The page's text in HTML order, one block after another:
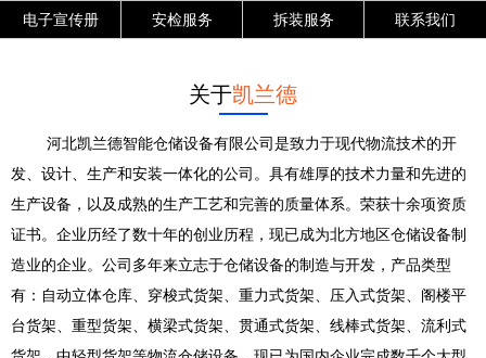
电子宣传册 安检服务 拆装服务 联系我们
关于凯兰德
河北凯兰德智能仓储设备有限公司是致力于现代物流技术的开
发、设计、生产和安装一体化的公司。具有雄厚的技术力量和先进的
生产设备，以及成熟的生产工艺和完善的质量体系。荣获十余项资质
证书。企业历经了数十年的创业历程，现已成为北方地区仓储设备制
造业的企业。公司多年来立志于仓储设备的制造与开发，产品类型
有：自动立体仓库、穿梭式货架、重力式货架、压入式货架、阁楼平
台货架、重型货架、横梁式货架、贯通式货架、线棒式货架、流利式